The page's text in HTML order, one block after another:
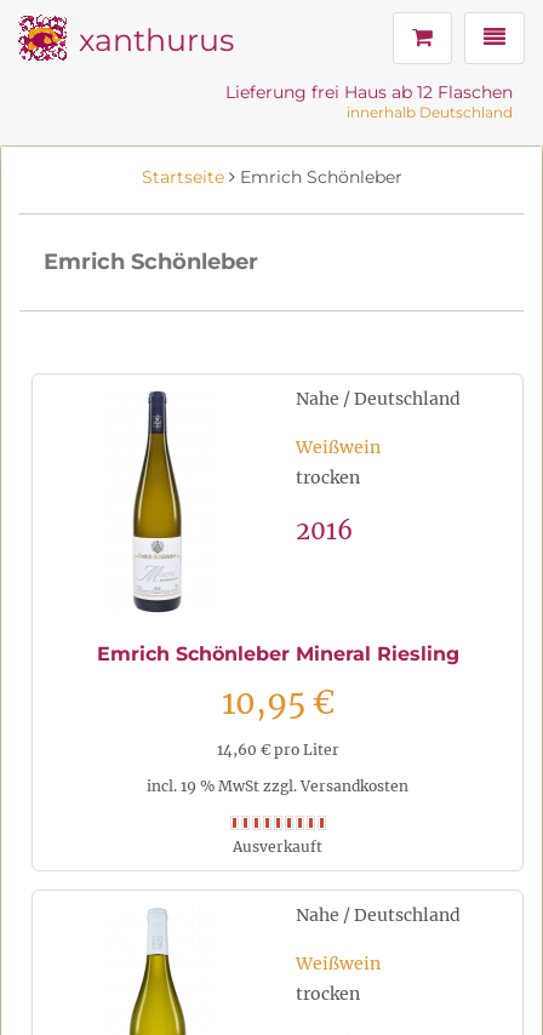
xanthurus
Lieferung frei Haus ab 12 Flaschen
innerhalb Deutschland
Startseite Emrich Schönleber
Emrich Schönleber
Nahe / Deutschland
Weißwein
trocken
2016
Emrich Schönleber Mineral Riesling
10,95 €
14,60 € pro Liter
incl. 19 % MwSt zzgl. Versandkosten
Ausverkauft
Nahe / Deutschland
Weißwein
trocken